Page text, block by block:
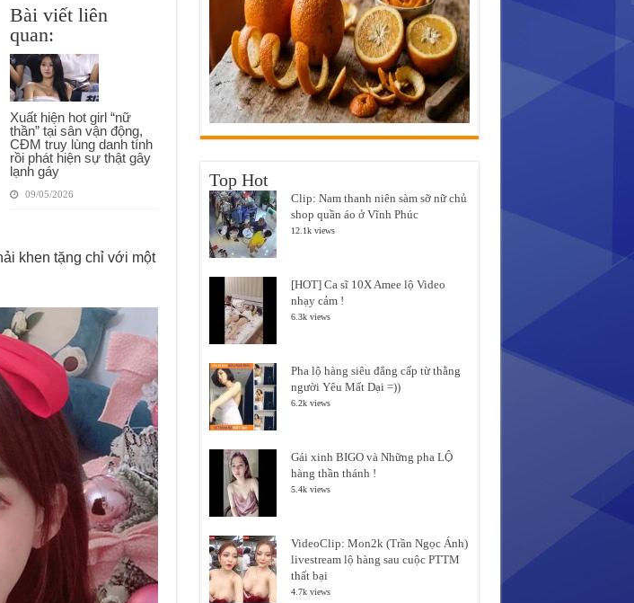
Bài viết liên
quan:
Xuất hiện hot girl “nữ
thần” tại sân vận động,
CĐM truy lùng danh tính
rồi phát hiện sự thật gây
lạnh gáy
09/05/2026
khen tặng chỉ với một
Top Hot
Clip: Nam thanh niên sàm sỡ nữ chủ
shop quần áo ở Vĩnh Phúc
12.1k views
[HOT] Ca sĩ 10X Amee lộ Video
nhạy cảm !
6.3k views
Pha lộ hàng siêu đẳng cấp từ thằng
người Yêu Mất Dại =))
6.2k views
Gái xinh BIGO và Những pha LỘ
hàng thần thánh !
5.4k views
VideoClip: Mon2k (Trần Ngọc Ánh)
livestream lộ hàng sau cuộc PTTM
thất bại
4.7k views